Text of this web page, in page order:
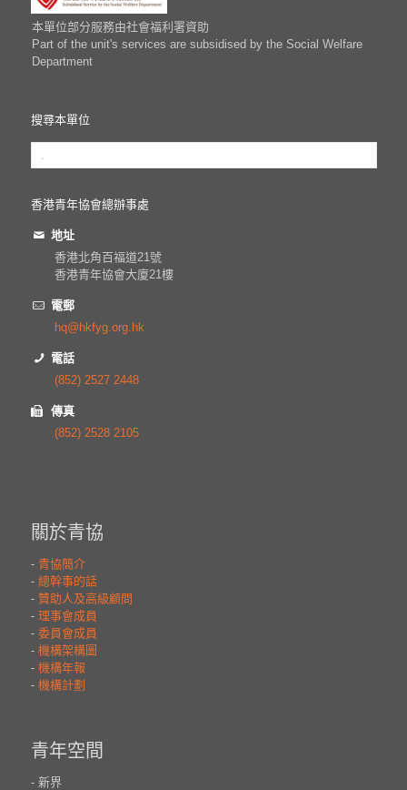
本單位部分服務由社會福利署資助
Part of the unit's services are subsidised by the Social Welfare
Department
搜尋本單位
香港青年協會總辦事處
地址
香港北角百福道21號
香港青年協會大廈21樓
電郵
hq@hkfyg.org.hk
電話
(852) 2527 2448
傳真
(852) 2528 2105